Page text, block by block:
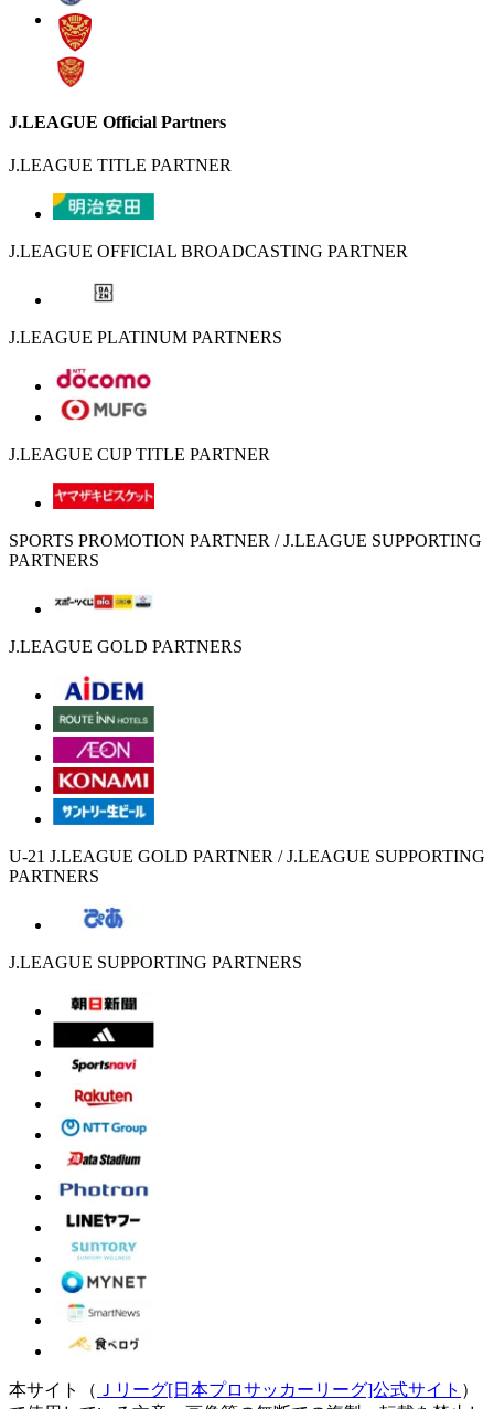
J.LEAGUE Official Partners
J.LEAGUE TITLE PARTNER
J.LEAGUE OFFICIAL BROADCASTING PARTNER
J.LEAGUE PLATINUM PARTNERS
J.LEAGUE CUP TITLE PARTNER
SPORTS PROMOTION PARTNER / J.LEAGUE SUPPORTING
PARTNERS
J.LEAGUE GOLD PARTNERS
U-21 J.LEAGUE GOLD PARTNER / J.LEAGUE SUPPORTING
PARTNERS
J.LEAGUE SUPPORTING PARTNERS
本サイト（ Ｊリーグ[日本プロサッカーリーグ]公式サイト ）